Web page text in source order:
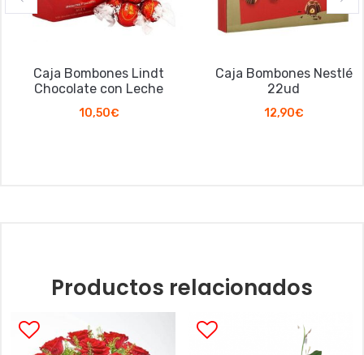
Caja Bombones Lindt
Chocolate con Leche
10,50€
Caja Bombones Nestlé
22ud
12,90€
Productos relacionados